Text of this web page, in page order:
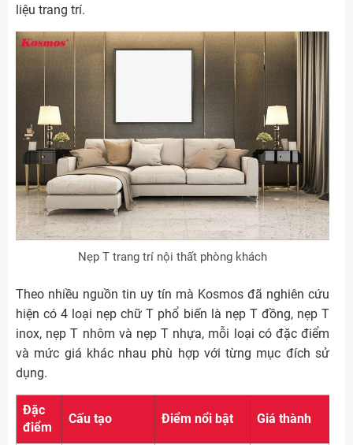
liệu trang trí.
Nẹp T trang trí nội thất phòng khách
Theo nhiều nguồn tin uy tín mà Kosmos đã nghiên cứu
hiện có 4 loại nẹp chữ T phổ biến là nẹp T đồng, nẹp T
inox, nẹp T nhôm và nẹp T nhựa, mỗi loại có đặc điểm
và mức giá khác nhau phù hợp với từng mục đích sử
dụng.
Đặc
điểm
Cấu tạo Điểm nổi bật Giá thành